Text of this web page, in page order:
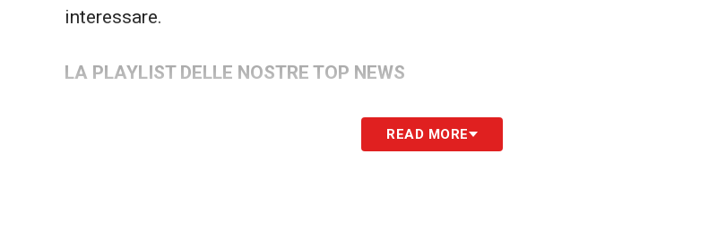
interessare.
LA PLAYLIST DELLE NOSTRE TOP NEWS
READ MORE